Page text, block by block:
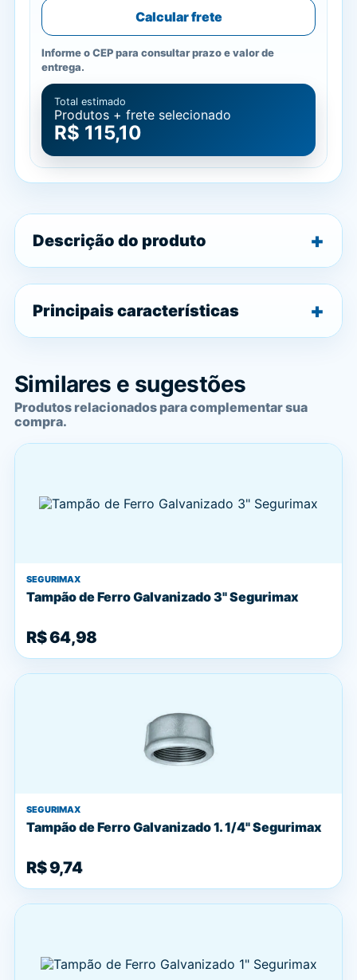
Calcular frete
Informe o CEP para consultar prazo e valor de
entrega.
Total estimado
Produtos + frete selecionado
R$ 115,10
Descrição do produto
Principais características
Similares e sugestões
Produtos relacionados para complementar sua
compra.
SEGURIMAX
Tampão de Ferro Galvanizado 3" Segurimax
R$ 64,98
SEGURIMAX
Tampão de Ferro Galvanizado 1. 1/4" Segurimax
R$ 9,74